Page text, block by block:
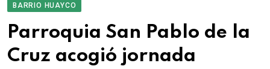
BARRIO HUAYCO
Parroquia San Pablo de la
Cruz acogió jornada